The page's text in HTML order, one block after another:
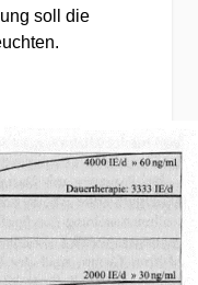
soll die